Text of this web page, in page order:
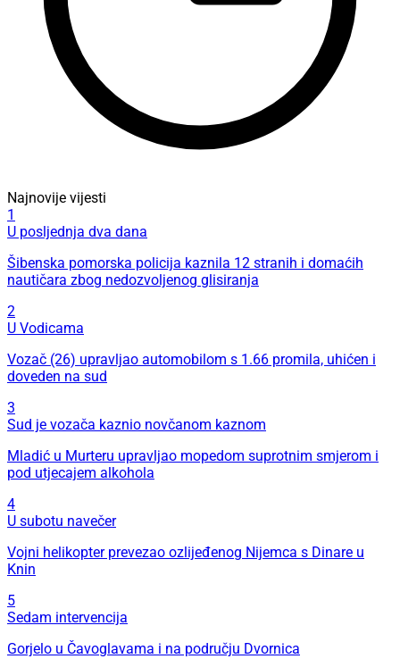
Najnovije vijesti
1
U posljednja dva dana
Šibenska pomorska policija kaznila 12 stranih i domaćih
nautičara zbog nedozvoljenog glisiranja
2
U Vodicama
Vozač (26) upravljao automobilom s 1.66 promila, uhićen i
doveden na sud
3
Sud je vozača kaznio novčanom kaznom
Mladić u Murteru upravljao mopedom suprotnim smjerom i
pod utjecajem alkohola
4
U subotu navečer
Vojni helikopter prevezao ozlijeđenog Nijemca s Dinare u
Knin
5
Sedam intervencija
Gorjelo u Čavoglavama i na području Dvornica